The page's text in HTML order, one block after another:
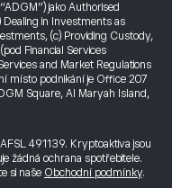
jako Authorised
in Investments as
(c) Providing Custody,
Financial Services
and Market Regulations
místo podnikání je Office 207
Square, Al Maryah Island,
491139. Kryptoaktiva jsou
žádná ochrana spotřebitele.
si naše Obchodní podmínky.